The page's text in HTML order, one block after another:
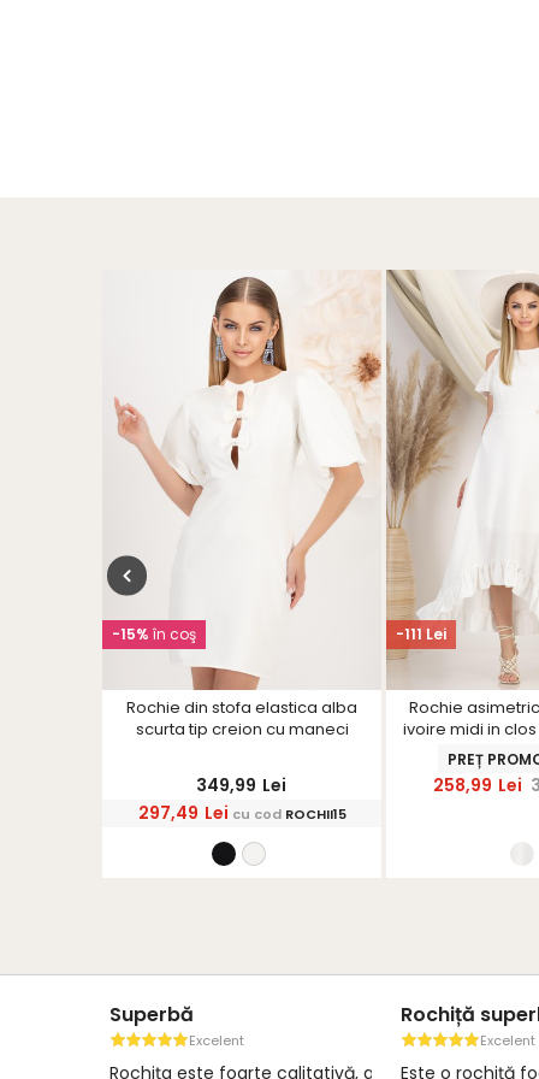
-15% în coş
Rochie din stofa elastica alba
scurta tip creion cu maneci
- StarShinerS
349,99 Lei
297,49 Lei cu cod ROCHII15
-111 Lei
Rochie
ivoire midi in
PREȚ
258,99 Lei
Superbă
Excelent
Rochița este foarte calitativă, are
Rochiță
Excelent
Este o rochiță